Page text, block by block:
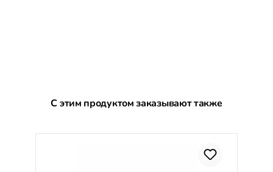
Пропустить галерею продуктов
С этим продуктом заказывают также